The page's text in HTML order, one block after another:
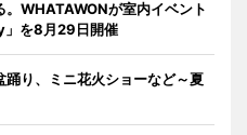
WHATAWONが室内イベント
」を8月29日開催
踊り、ミニ花火ショーなど～夏